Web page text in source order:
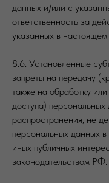
данных и/или с
ответственность за
указанных в настоящем
8.6. Установленные
запреты на передачу
также на обработку
доступа)
распространения, не
персональных данных
иных публичных
законодательством РФ.